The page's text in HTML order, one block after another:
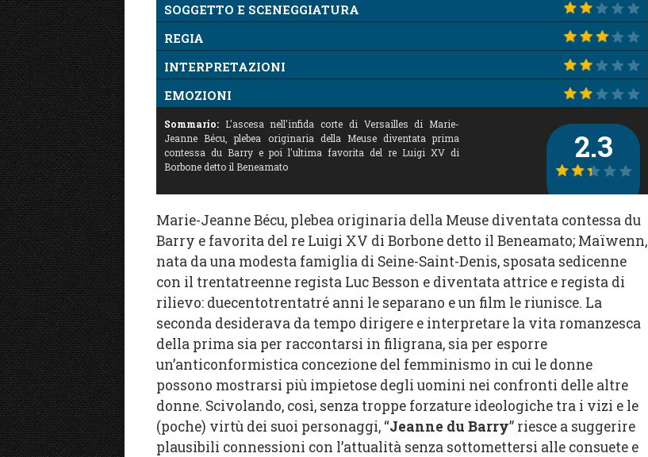
SOGGETTO E SCENEGGIATURA
REGIA
INTERPRETAZIONI
EMOZIONI
Sommario: L'ascesa nell'infida corte di Versailles di Marie-
Jeanne Bécu, plebea originaria della Meuse diventata prima
contessa du Barry e poi l'ultima favorita del re Luigi XV di
Borbone detto il Beneamato
2.3
Marie-Jeanne Bécu, plebea originaria della Meuse diventata contessa du
Barry e favorita del re Luigi XV di Borbone detto il Beneamato; Maïwenn,
nata da una modesta famiglia di Seine-Saint-Denis, sposata sedicenne
con il trentatreenne regista Luc Besson e diventata attrice e regista di
rilievo: duecentotrentatré anni le separano e un film le riunisce. La
seconda desiderava da tempo dirigere e interpretare la vita romanzesca
della prima sia per raccontarsi in filigrana, sia per esporre
un’anticonformistica concezione del femminismo in cui le donne
possono mostrarsi più impietose degli uomini nei confronti delle altre
donne. Scivolando, così, senza troppe forzature ideologiche tra i vizi e le
(poche) virtù dei suoi personaggi, “Jeanne du Barry” riesce a suggerire
plausibili connessioni con l’attualità senza sottomettersi alle consuete e